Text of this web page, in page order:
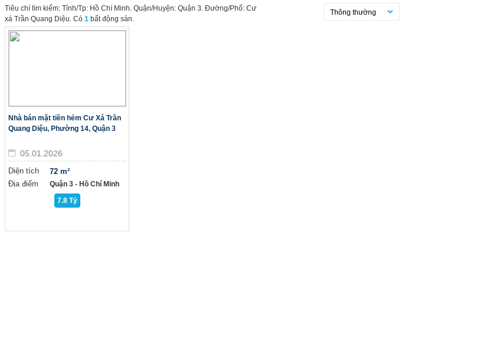
Tiêu chí tìm kiếm: Tỉnh/Tp: Hồ Chí Minh. Quận/Huyện: Quận 3. Đường/Phố: Cư
xá Trần Quang Diệu. Có 1 bất động sản.
Thông thường
Nhà bán mặt tiền hẻm Cư Xá Trần
Quang Diệu, Phường 14, Quận 3
05.01.2026
Diện tích
Địa điểm
72 m²
Quận 3 - Hồ Chí Minh
7.8 Tỷ